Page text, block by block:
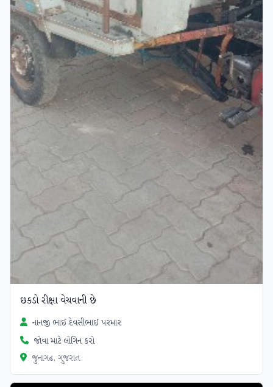
છકડો રીક્ષા વેચવાની છે
નાનજી ભાઈ દેવસીભાઈ પરમાર
જોવા માટે લોગિન કરો
જુનાગઢ, ગુજરાત